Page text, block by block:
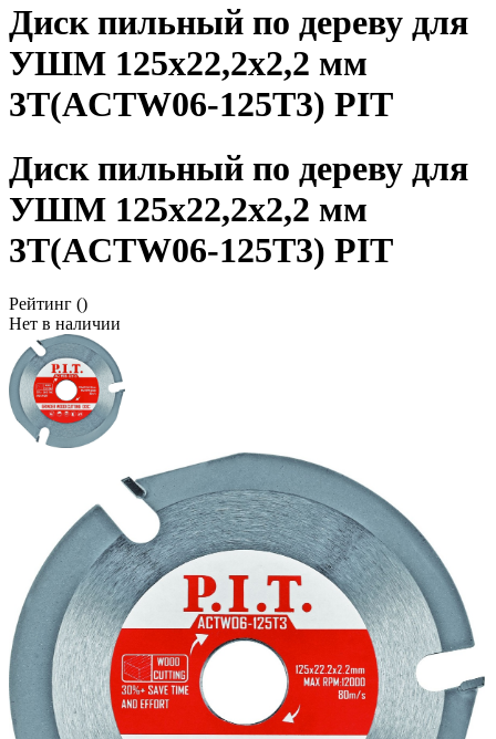
Диск пильный по дереву для
УШМ 125x22,2x2,2 мм
3T(ACTW06-125T3) PIT
Диск пильный по дереву для
УШМ 125x22,2x2,2 мм
3T(ACTW06-125T3) PIT
Рейтинг ()
Нет в наличии